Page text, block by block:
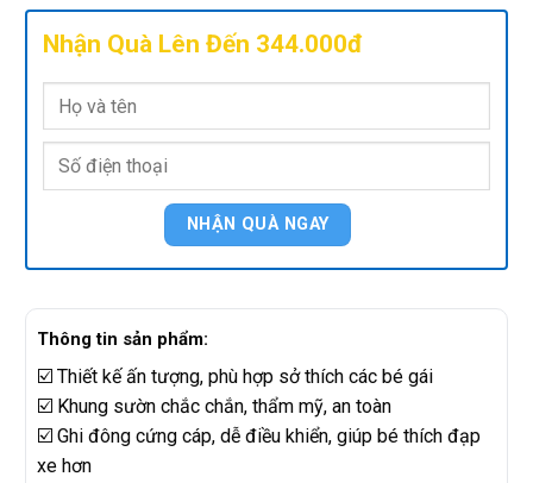
Nhận Quà Lên Đến 344.000đ
Thông tin sản phẩm:
☑️ Thiết kế ấn tượng, phù hợp sở thích các bé gái
☑️ Khung sườn chắc chắn, thẩm mỹ, an toàn
☑️ Ghi đông cứng cáp, dễ điều khiển, giúp bé thích đạp
xe hơn